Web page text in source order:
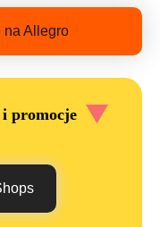
na Allegro
promocje